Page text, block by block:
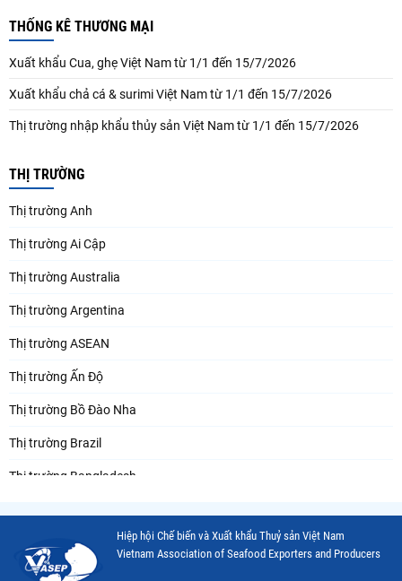
THỐNG KÊ THƯƠNG MẠI
Xuất khẩu Cua, ghẹ Việt Nam từ 1/1 đến 15/7/2026
Xuất khẩu chả cá & surimi Việt Nam từ 1/1 đến 15/7/2026
Thị trường nhập khẩu thủy sản Việt Nam từ 1/1 đến 15/7/2026
THỊ TRƯỜNG
Thị trường Anh
Thị trường Ai Cập
Thị trường Australia
Thị trường Argentina
Thị trường ASEAN
Thị trường Ấn Độ
Thị trường Bồ Đào Nha
Thị trường Brazil
Thị trường Bangladesh
Thị trường Canada
Thị trường Ecuador
Hiệp hội Chế biến và Xuất khẩu Thuỷ sản Việt Nam
Vietnam Association of Seafood Exporters and Producers